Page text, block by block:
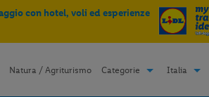
con hotel, voli ed esperienze
Natura / Agriturismo Categorie Italia